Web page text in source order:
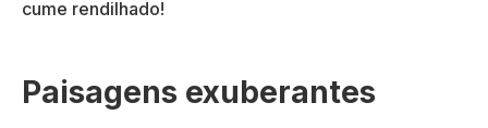
cume rendilhado!
Paisagens exuberantes